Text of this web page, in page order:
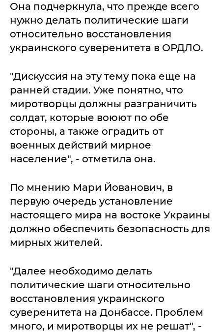
Она подчеркнула, что прежде всего
нужно делать политические шаги
относительно восстановления
украинского суверенитета в ОРДЛО.
"Дискуссия на эту тему пока еще на
ранней стадии. Уже понятно, что
миротворцы должны разграничить
солдат, которые воюют по обе
стороны, а также оградить от
военных действий мирное
население", - отметила она.
По мнению Мари Йованович, в
первую очередь установление
настоящего мира на востоке Украины
должно обеспечить безопасность для
мирных жителей.
"Далее необходимо делать
политические шаги относительно
восстановления украинского
суверенитета на Донбассе. Проблем
много, и миротворцы их не решат", -